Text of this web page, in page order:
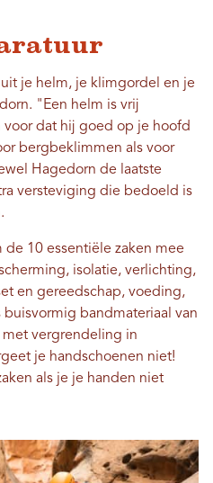
je helm, je klimgordel en je
"Een helm is vrij
dat hij goed op je hoofd
bergbeklimmen als voor
Hagedorn de laatste
versteviging die bedoeld is
10 essentiële zaken mee
isolatie, verlichting,
en gereedschap, voeding,
bandmateriaal van
vergrendeling in
je handschoenen niet!
als je je handen niet